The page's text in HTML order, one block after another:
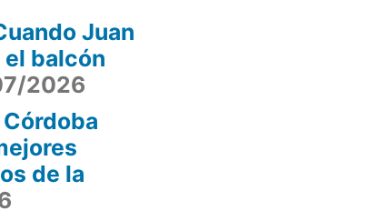
Juan
el balcón
2026
de la